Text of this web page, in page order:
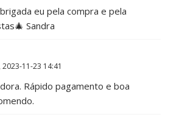
eu pela compra e pela
Sandra
2023-11-23 14:41
Rápido pagamento e boa